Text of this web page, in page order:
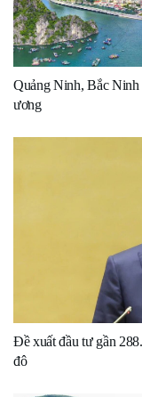
Quảng Ninh, Bắc Ninh
ương
Đề xuất đầu tư gần
đô